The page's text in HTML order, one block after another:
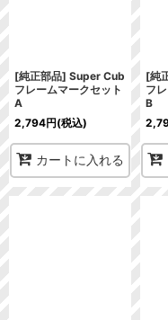
[純正部品] Super Cub
フレームマークセット
A
2,794円(税込)
カートに入れる
[純
フ
B